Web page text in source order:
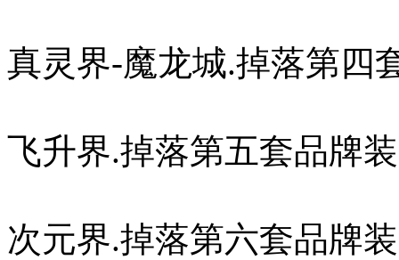
真灵界-魔龙城.掉落第四
飞升界.掉落第五套品牌
次元界.掉落第六套品牌